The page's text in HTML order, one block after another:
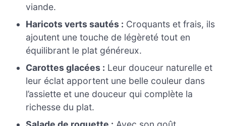
viande.
Haricots verts sautés : Croquants et frais, ils
ajoutent une touche de légèreté tout en
équilibrant le plat généreux.
Carottes glacées : Leur douceur naturelle et
leur éclat apportent une belle couleur dans
l’assiette et une douceur qui complète la
richesse du plat.